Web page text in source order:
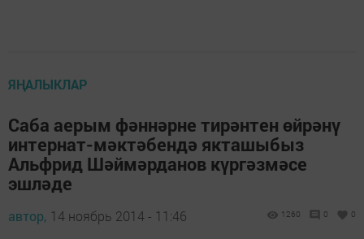
ЯҢАЛЫКЛАР
Саба аерым фәннәрне тирәнтен өйрәнү
интернат-мәктәбендә якташыбыз
Альфрид Шәймәрданов күргәзмәсе
эшләде
автор, 14 ноябрь 2014 - 11:46 1260 0 0